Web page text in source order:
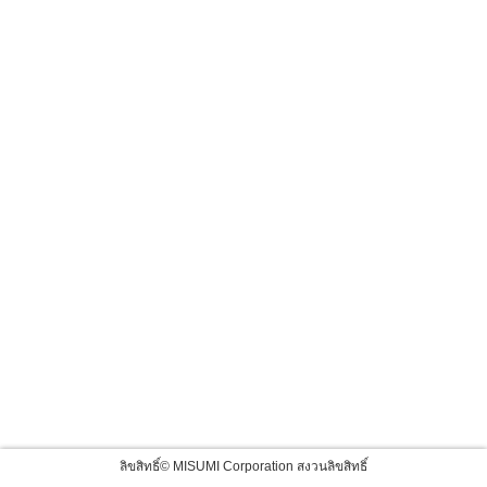
ลิขสิทธิ์© MISUMI Corporation สงวนลิขสิทธิ์